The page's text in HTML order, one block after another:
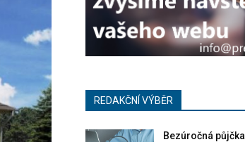
REDAKČNÍ VÝBĚR
Bezúročná půjčka